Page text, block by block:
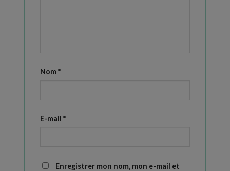
Nom *
E-mail *
Enregistrer mon nom, mon e-mail et